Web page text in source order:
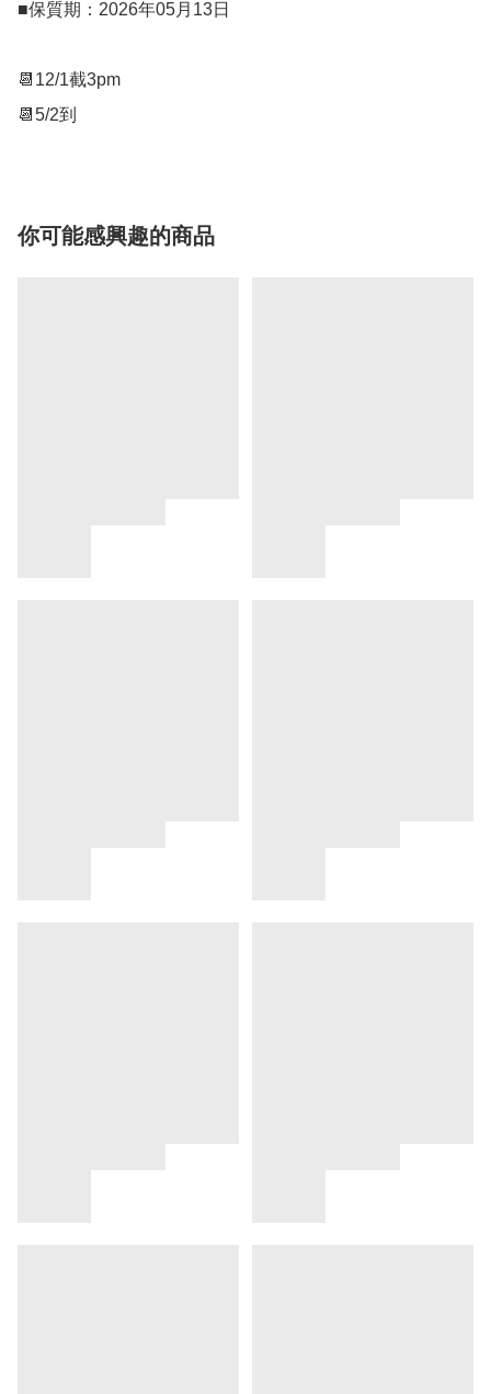
■保質期：2026年05月13日
📆12/1截3pm
你可能感興趣的商品